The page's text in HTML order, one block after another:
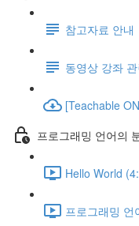
참고자료 안내
동영상 강좌
[Teachable
프로그래밍 언어의
Hello World
프로그래밍